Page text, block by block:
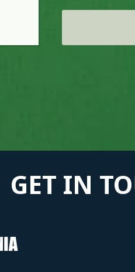
Σελίδες
GET IN